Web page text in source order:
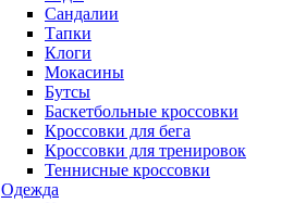
Сандалии
Тапки
Клоги
Мокасины
Бутсы
Баскетбольные кроссовки
Кроссовки для бега
Кроссовки для тренировок
Теннисные кроссовки
Одежда